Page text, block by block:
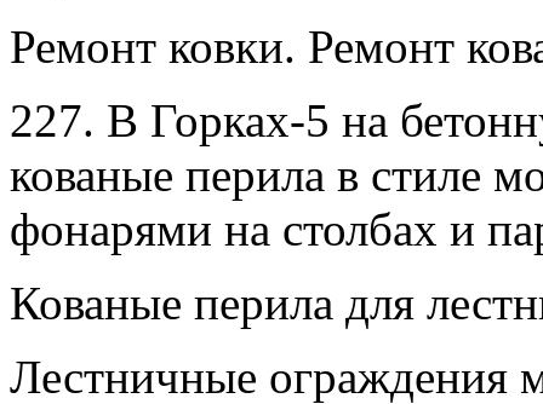
Ремонт ковки. Ремонт
227. В Горках-5 на
кованые перила в стиле
фонарями на столбах и
Кованые перила для
Лестничные ограждения